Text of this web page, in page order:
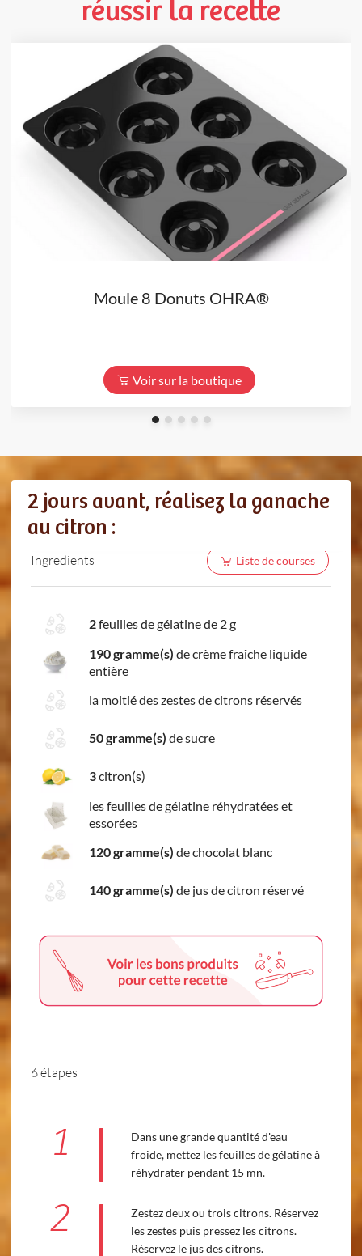
réussir la recette
Moule 8 Donuts OHRA®
Voir sur la boutique
2 jours avant, réalisez la ganache
au citron :
Ingredients Liste de courses
2feuilles de gélatine de 2 g
190 gramme(s) de crème fraîche liquide
entière
la moitié des zestes de citrons réservés
50 gramme(s) de sucre
3citron(s)
les feuilles de gélatine réhydratées et
essorées
120 gramme(s) de chocolat blanc
140 gramme(s) de jus de citron réservé
6 étapes
1
Dans une grande quantité d'eau
froide, mettez les feuilles de gélatine à
réhydrater pendant 15 mn.
2
Zestez deux ou trois citrons. Réservez
les zestes puis pressez les citrons.
Réservez le jus des citrons.